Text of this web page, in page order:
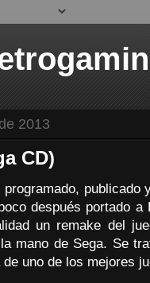
2013
CD)
programado,
después portado
un remake del
mano de Sega. Se
uno de los mejores